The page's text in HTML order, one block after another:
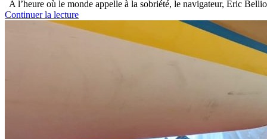
A l’heure où le monde appelle à la sobriété, le navigateur, Eric
Continuer la lecture